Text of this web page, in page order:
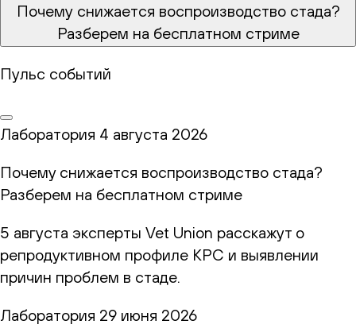
Почему снижается воспроизводство стада?
Разберем на бесплатном стриме
Пульс событий
Лаборатория 4 августа 2026
Почему снижается воспроизводство стада?
Разберем на бесплатном стриме
5 августа эксперты Vet Union расскажут о
репродуктивном профиле КРС и выявлении
причин проблем в стаде.
Лаборатория 29 июня 2026